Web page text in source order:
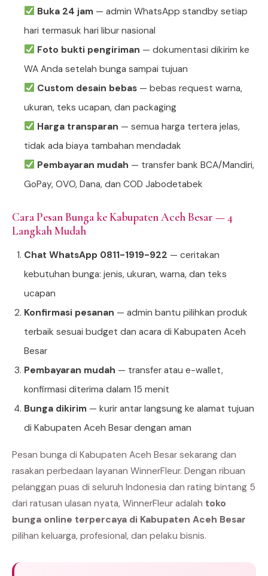
Buka 24 jam— admin WhatsApp standby setiap
hari termasuk hari libur nasional
Foto bukti pengiriman — dokumentasi dikirim ke
WA Anda setelah bunga sampai tujuan
Custom desain bebas— bebas request warna,
ukuran, teks ucapan, dan packaging
Harga transparan — semua harga tertera jelas,
tidak ada biaya tambahan mendadak
Pembayaran mudah — transfer bank BCA/Mandiri,
GoPay, OVO, Dana, dan COD Jabodetabek
Cara Pesan Bunga ke Kabupaten Aceh Besar — 4
Langkah Mudah
Chat WhatsApp 0811-1919-922 — ceritakan
kebutuhan bunga: jenis, ukuran, warna, dan teks
ucapan
Konfirmasi pesanan — admin bantu pilihkan produk
terbaik sesuai budget dan acara di Kabupaten Aceh
Besar
Pembayaran mudah — transfer atau e-wallet,
konfirmasi diterima dalam 15 menit
Bunga dikirim — kurir antar langsung ke alamat tujuan
di Kabupaten Aceh Besar dengan aman
Pesan bunga di Kabupaten Aceh Besar sekarang dan
rasakan perbedaan layanan WinnerFleur. Dengan ribuan
pelanggan puas di seluruh Indonesia dan rating bintang 5
dari ratusan ulasan nyata, WinnerFleur adalah toko
bunga online terpercaya di Kabupaten Aceh Besar
pilihan keluarga, profesional, dan pelaku bisnis.